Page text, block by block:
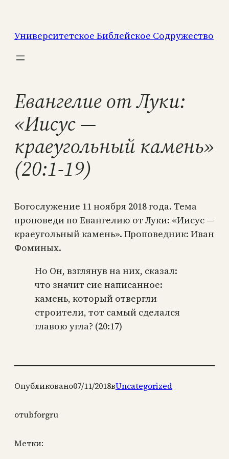
содержимому
Университетское Библейское Содружество
Евангелие от Луки:
«Иисус —
краеугольный камень»
(20:1-19)
Богослужение 11 ноября 2018 года. Тема
проповеди по Евангелию от Луки: «Иисус —
краеугольный камень». Проповедник: Иван
Фоминых.
Но Он, взглянув на них, сказал:
что значит сие написанное:
камень, который отвергли
строители, тот самый сделался
главою угла? (20:17)
Опубликовано07/11/2018вUncategorized
отubforgru
Метки: